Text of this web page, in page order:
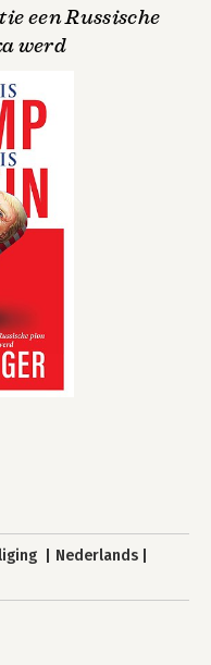
een Russische
werd
Nederlands